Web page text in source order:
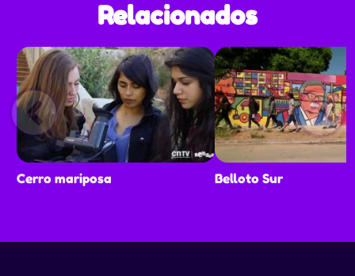
Relacionados
Cerro mariposa Belloto Sur